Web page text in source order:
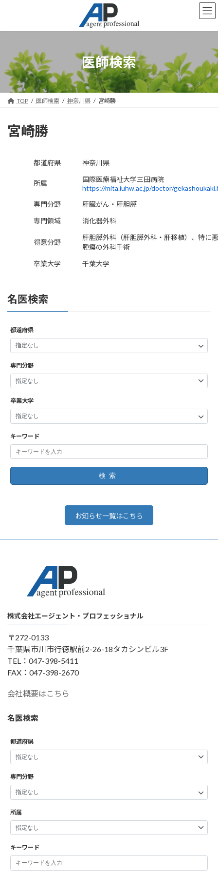
ン
キ
プ
ー
に
動
医師検索
TOP 医師検索 神奈川県 宮崎勝
宮崎勝
都道府県 神奈川県
所属
国際医療福祉大学三田病院
https://mita.iuhw.ac.jp/doctor/
専門分野
肝臓がん・肝胆膵
専門領域
消化器外科
得意分野
肝胆膵外科（肝胆膵外科・肝移植）、特に
腫瘍の外科手術
卒業大学
千葉大学
名医検索
都道府県
専門分野
卒業大学
キーワード
検索
お知らせ一覧はこちら
株式会社エージェント・プロフェッショナル
〒272-0133
千葉県市川市行徳駅前2-26-18タカシンビル3F
TEL：047-398-5411
FAX：047-398-2670
会社概要はこちら
名医検索
都道府県
専門分野
所属
キーワード